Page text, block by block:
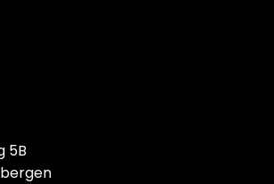
5B